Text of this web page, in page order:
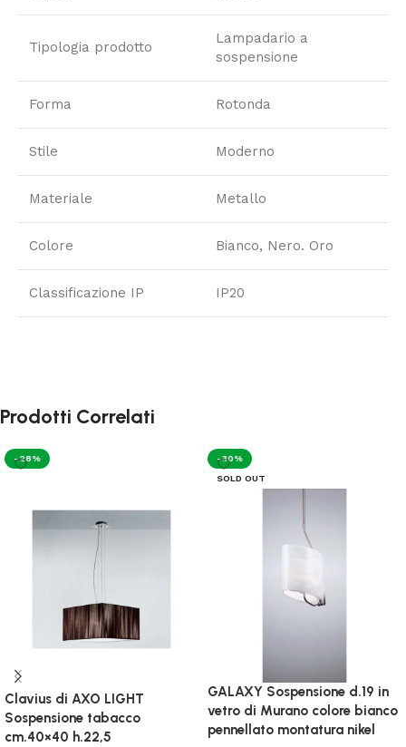
Tipologia prodotto
Lampadario a
sospensione
Forma Rotonda
Stile Moderno
Materiale Metallo
Colore Bianco, Nero. Oro
Classificazione IP IP20
Prodotti Correlati
-28%
Clavius di AXO LIGHT
Sospensione tabacco
cm.40×40 h.22,5
-30%
SOLD OUT
GALAXY Sospensione d.19 in
vetro di Murano colore bianco
pennellato montatura nikel